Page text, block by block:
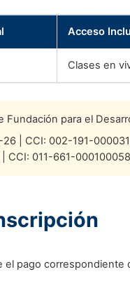
Acceso
Clases en
Fundación para el
26 | CCI: 002-191-
CCI: 011-661-
el pago correspondiente